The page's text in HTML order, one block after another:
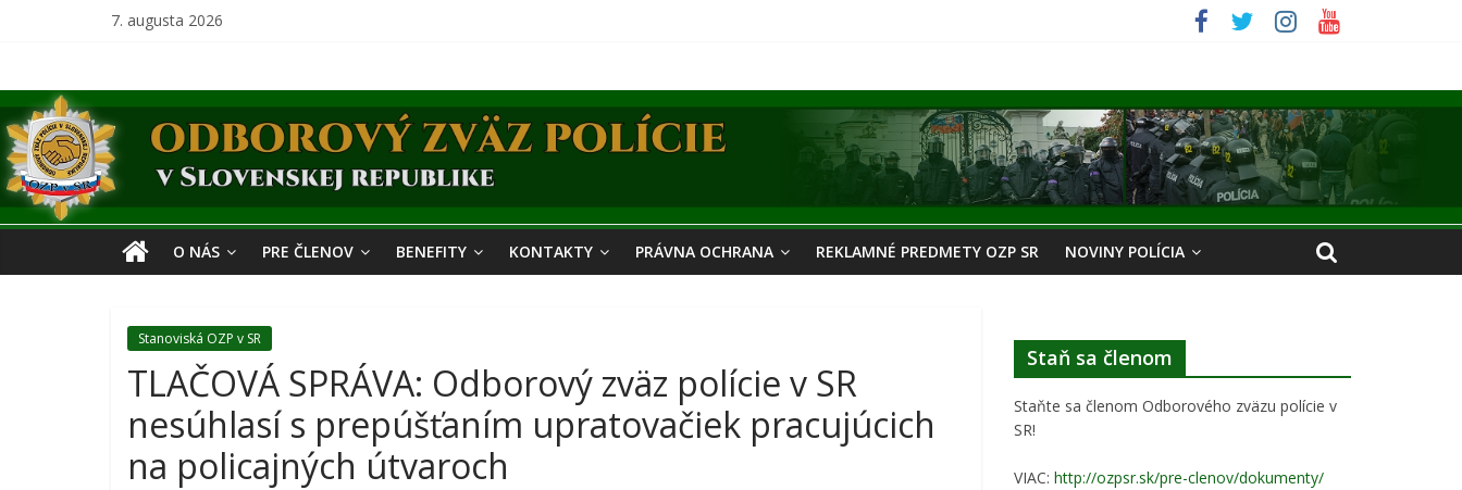
7. augusta 2026
Odborový
zväz
polície
Slovenskej
republike
O NÁS PRE ČLENOV BENEFITY KONTAKTY PRÁVNA OCHRANA REKLAMNÉ PREDMETY OZP SR NOVINY POLÍCIA
Stanoviská OZP v SR
TLAČOVÁ SPRÁVA: Odborový zväz polície v SR
nesúhlasí s prepúšťaním upratovačiek pracujúcich
na policajných útvaroch
Staň sa členom
Staňte sa členom Odborového zväzu polície v
SR!
VIAC: http://ozpsr.sk/pre-clenov/dokumenty/